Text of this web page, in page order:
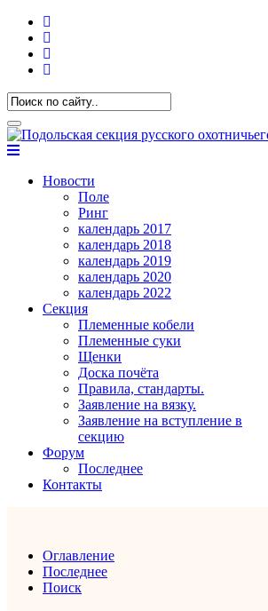
Новости
Поле
Ринг
календарь 2017
календарь 2018
календарь 2019
календарь 2020
календарь 2022
Секция
Племенные кобели
Племенные суки
Щенки
Доска почёта
Правила, стандарты.
Заявление на вязку.
Заявление на вступление в
секцию
Форум
Последнее
Контакты
Оглавление
Последнее
Поиск